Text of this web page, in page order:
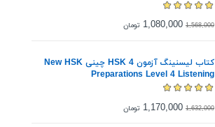
1,568,000
1,080,000 تومان
کتاب لیسنینگ آزمون HSK 4 چینی New HSK
Preparations Level 4 Listening
1,632,000
1,170,000 تومان